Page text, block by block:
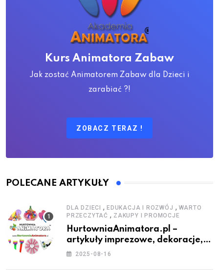
Kurs Animatora Zabaw
Jak zostać Animatorem Zabaw dla Dzieci i
zarabiać ?!
ZOBACZ TERAZ !
POLECANE ARTYKUŁY
DLA DZIECI , EDUKACJA I ROZWÓJ , WARTO
PRZECZYTAĆ , ZAKUPY I PROMOCJE
HurtowniaAnimatora.pl –
artykuły imprezowe, dekoracje,
stroje i akcesoria dla animatorów
2025-08-16